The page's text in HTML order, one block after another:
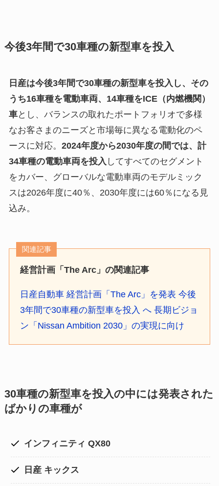
今後3年間で30車種の新型車を投入
日産は今後3年間で30車種の新型車を投入し、その
うち16車種を電動車両、14車種をICE（内燃機関）
車とし、バランスの取れたポートフォリオで多様
なお客さまのニーズと市場毎に異なる電動化のペ
ースに対応。 2024年度から2030年度の間では、計
34車種の電動車両を投入 してすべてのセグメント
をカバー、グローバルな電動車両のモデルミック
スは2026年度に40％、2030年度には60％になる見
込み。
関連記事
経営計画「The Arc」の関連記事
日産自動車 経営計画「The Arc」を発表 今後
3年間で30車種の新型車を投入 へ 長期ビジョ
ン「Nissan Ambition 2030」の実現に向け
30車種の新型車を投入の中には発表された
ばかりの車種が
インフィニティ QX80
日産 キックス